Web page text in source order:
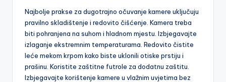
Najbolje prakse za dugotrajno očuvanje kamere uključuju
pravilno skladištenje i redovito čišćenje. Kamera treba
biti pohranjena na suhom i hladnom mjestu. Izbjegavajte
izlaganje ekstremnim temperaturama. Redovito čistite
leće mekom krpom kako biste uklonili otiske prstiju i
prašinu. Koristite zaštitne futrole za dodatnu zaštitu.
Izbjegavajte korištenje kamere u vlažnim uvjetima bez